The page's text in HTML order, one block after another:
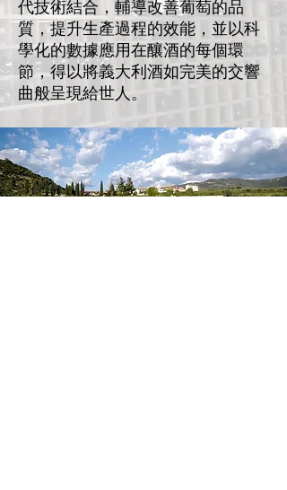
代技術結合，輔導改善葡萄的品
質，提升生產過程的效能，並以科
學化的數據應用在釀酒的每個環
節，得以將義大利酒如完美的交響
曲般呈現給世人。